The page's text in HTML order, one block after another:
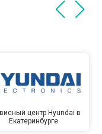
центр Hyundai в
Екатеринбурге